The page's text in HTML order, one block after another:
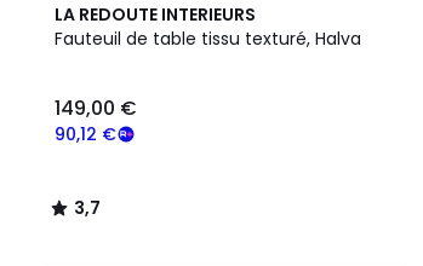
LA REDOUTE INTERIEURS
Fauteuil de table tissu texturé, Halva
90,12 €
149,00 €
3,7
/ 5
3,7
/